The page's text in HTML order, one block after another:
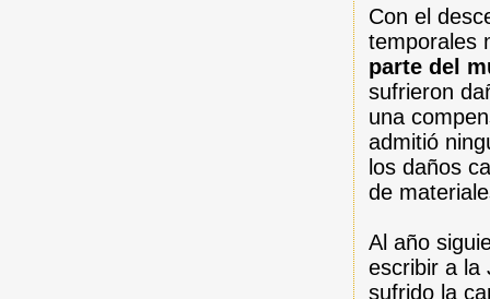
Con el
temporales
parte del
sufrieron
una
admitió
los daños
de
Al año
escribir a la
sufrido la